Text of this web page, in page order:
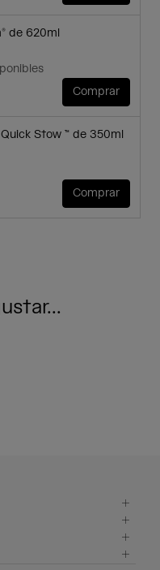
de 620ml
Comprar
Stow ™ de 350ml
Comprar